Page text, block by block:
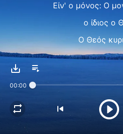
Είν' ο μόνος: Ο
ο ίδιος ο
Ο Θεός
και στα πάντα
και
00:00